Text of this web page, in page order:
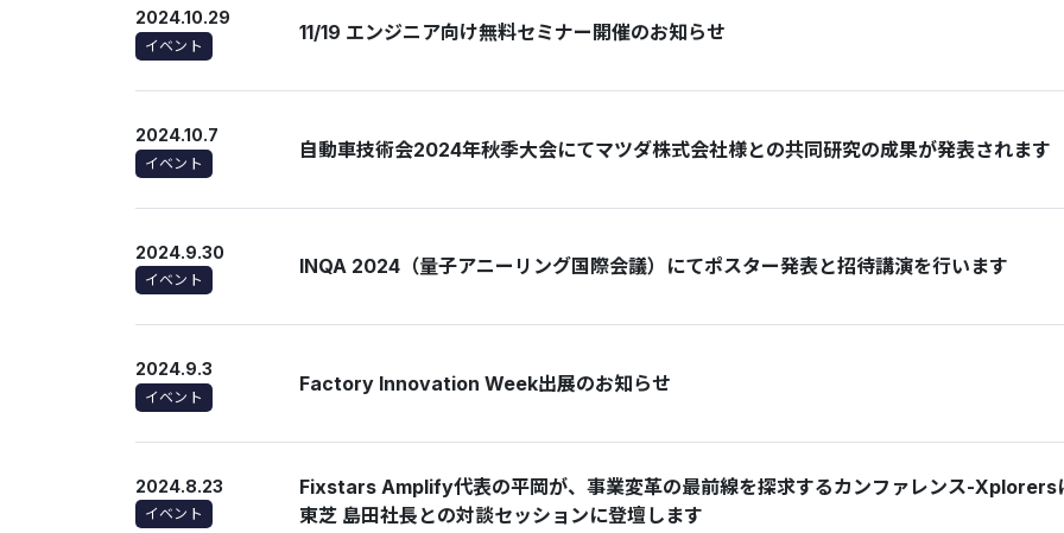
2024.10.29
イベント
11/19 エンジニア向け無料セミナー開催のお知らせ
2024.10.7
イベント
自動車技術会2024年秋季大会にてマツダ株式会社様との共同研究の成果が発表されます
2024.9.30
イベント
INQA 2024（量子アニーリング国際会議）にてポスター発表と招待講演を行います
2024.9.3
イベント
Factory Innovation Week出展のお知らせ
2024.8.23
イベント
Fixstars Amplify代表の平岡が、事業変革の最前線を探求するカンファレンス-Xplorers
東芝 島田社長との対談セッションに登壇します